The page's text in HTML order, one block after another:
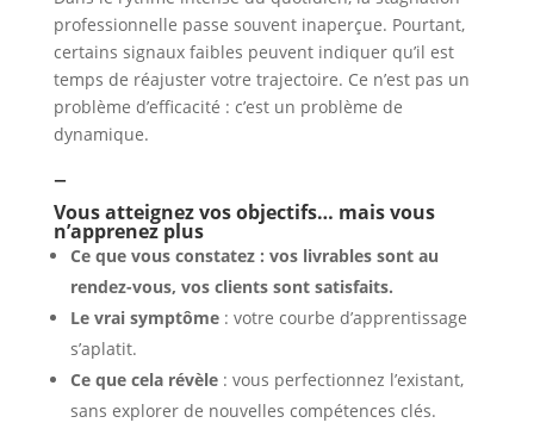
professionnelle passe souvent inaperçue. Pourtant,
certains signaux faibles peuvent indiquer qu’il est
temps de réajuster votre trajectoire. Ce n’est pas un
problème d’efficacité : c’est un problème de
dynamique.
–
Vous atteignez vos objectifs… mais vous
n’apprenez plus
Ce que vous constatez : vos livrables sont au
rendez-vous, vos clients sont satisfaits.
Le vrai symptôme: votre courbe d’apprentissage
s’aplatit.
Ce que cela révèle: vous perfectionnez l’existant,
sans explorer de nouvelles compétences clés.